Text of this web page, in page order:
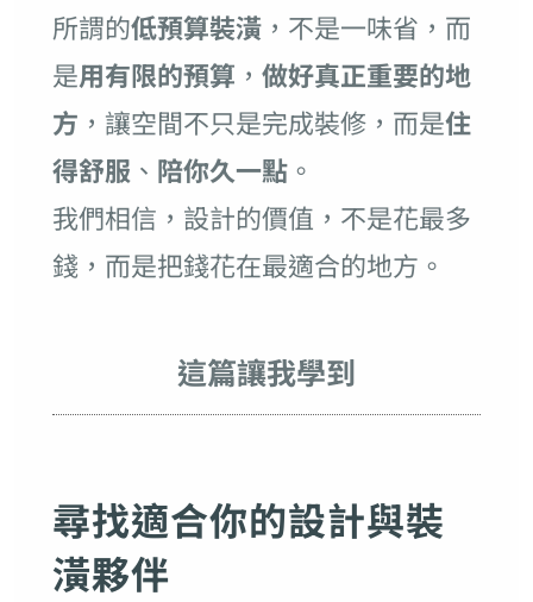
所謂的低預算裝潢，不是一味省，而
是用有限的預算 ， 做好真正重要的地
方 ，讓空間不只是完成裝修，而是住
得舒服 、 陪你久一點。
我們相信，設計的價值，不是花最多
錢，而是把錢花在最適合的地方。
這篇讓我學到
尋找適合你的設計與裝
潢夥伴